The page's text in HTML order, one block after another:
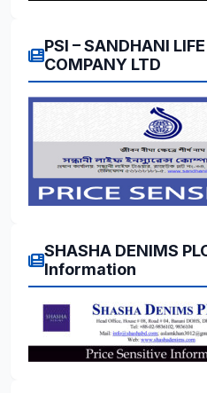
PSI – SANDHANI
COMPANY LTD
SHASHA DENIMS
Information